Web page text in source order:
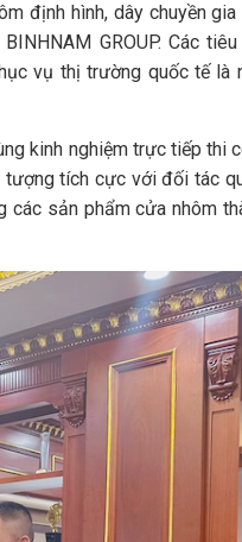
định hình, dây chuyền
GROUP. Các
vụ thị trường quốc tế là
kinh nghiệm trực tiếp thi
tượng tích cực với đối tác
các sản phẩm cửa nhôm